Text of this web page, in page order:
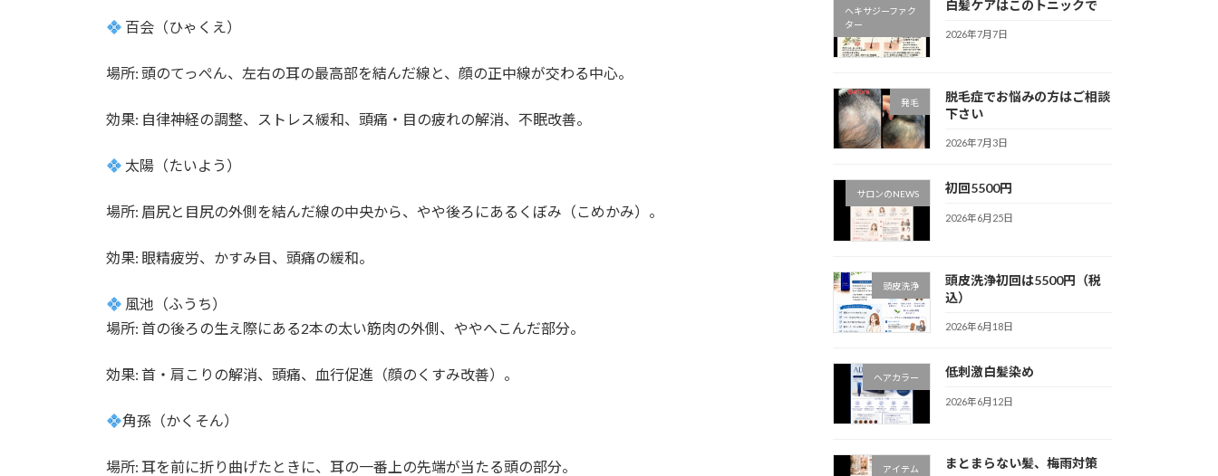
百会（ひゃくえ）
場所: 頭のてっぺん、左右の耳の最高部を結んだ線と、顔の正中線が交わる中心。
効果: 自律神経の調整、ストレス緩和、頭痛・目の疲れの解消、不眠改善。
太陽（たいよう）
場所: 眉尻と目尻の外側を結んだ線の中央から、やや後ろにあるくぼみ（こめかみ）。
効果: 眼精疲労、かすみ目、頭痛の緩和。
風池（ふうち）
場所: 首の後ろの生え際にある2本の太い筋肉の外側、ややへこんだ部分。
効果: 首・肩こりの解消、頭痛、血行促進（顔のくすみ改善）。
角孫（かくそん）
場所: 耳を前に折り曲げたときに、耳の一番上の先端が当たる頭の部分。
ヘキサジーファク
ター
白髪ケアはこのトニックで
2026年7月7日
発毛
脱毛症でお悩みの方はご相談
下さい
2026年7月3日
サロンのNEWS 初回5500円
2026年6月25日
頭皮洗浄
頭皮洗浄初回は5500円（税
込）
2026年6月18日
ヘアカラー 低刺激白髪染め
2026年6月12日
アイテム まとまらない髪、梅雨対策